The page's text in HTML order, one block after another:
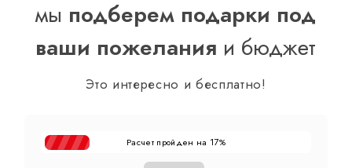
мы подберем подарки под
ваши пожелания и бюджет
Это интересно и бесплатно!
Расчет пройден на 17%